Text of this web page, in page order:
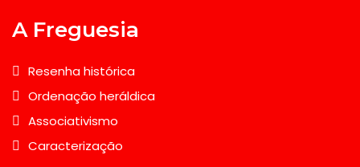
A Freguesia
Resenha histórica
Ordenação heráldica
Associativismo
Caracterização